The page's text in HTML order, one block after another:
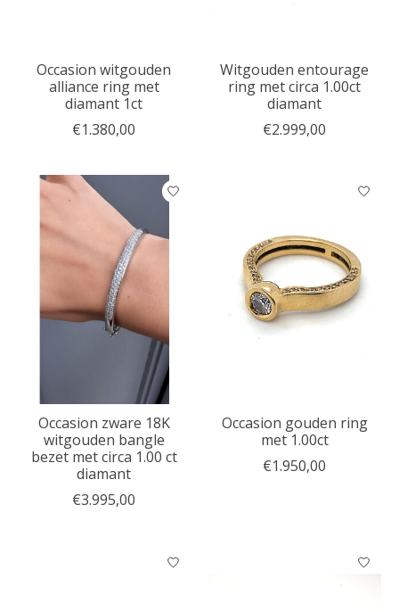
Occasion witgouden
alliance ring met
diamant 1ct
€1.380,00
Witgouden entourage
ring met circa 1.00ct
diamant
€2.999,00
Occasion zware 18K
witgouden bangle
bezet met circa 1.00 ct
diamant
€3.995,00
Occasion gouden ring
met 1.00ct
€1.950,00